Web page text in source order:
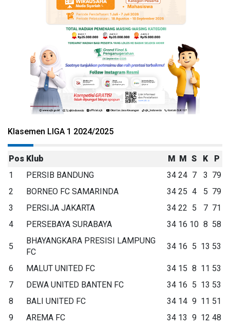
Klasemen LIGA 1 2024/2025
Pos Klub M M S K
P
1
PERSIB BANDUNG 34 24 7 3 79
2
BORNEO FC SAMARINDA 34 25 4 5 79
3
PERSIJA JAKARTA 34 22 5 7 71
4
PERSEBAYA SURABAYA 34 16 10 8 58
5
BHAYANGKARA PRESISI LAMPUNG
FC
34 16 5 13 53
6 MALUT UNITED FC 34 15 8 11 53
7
DEWA UNITED BANTEN FC 34 16 5 13 53
8
BALI UNITED FC 34 14 9 11 51
9
AREMA FC 34 13 9 12 48